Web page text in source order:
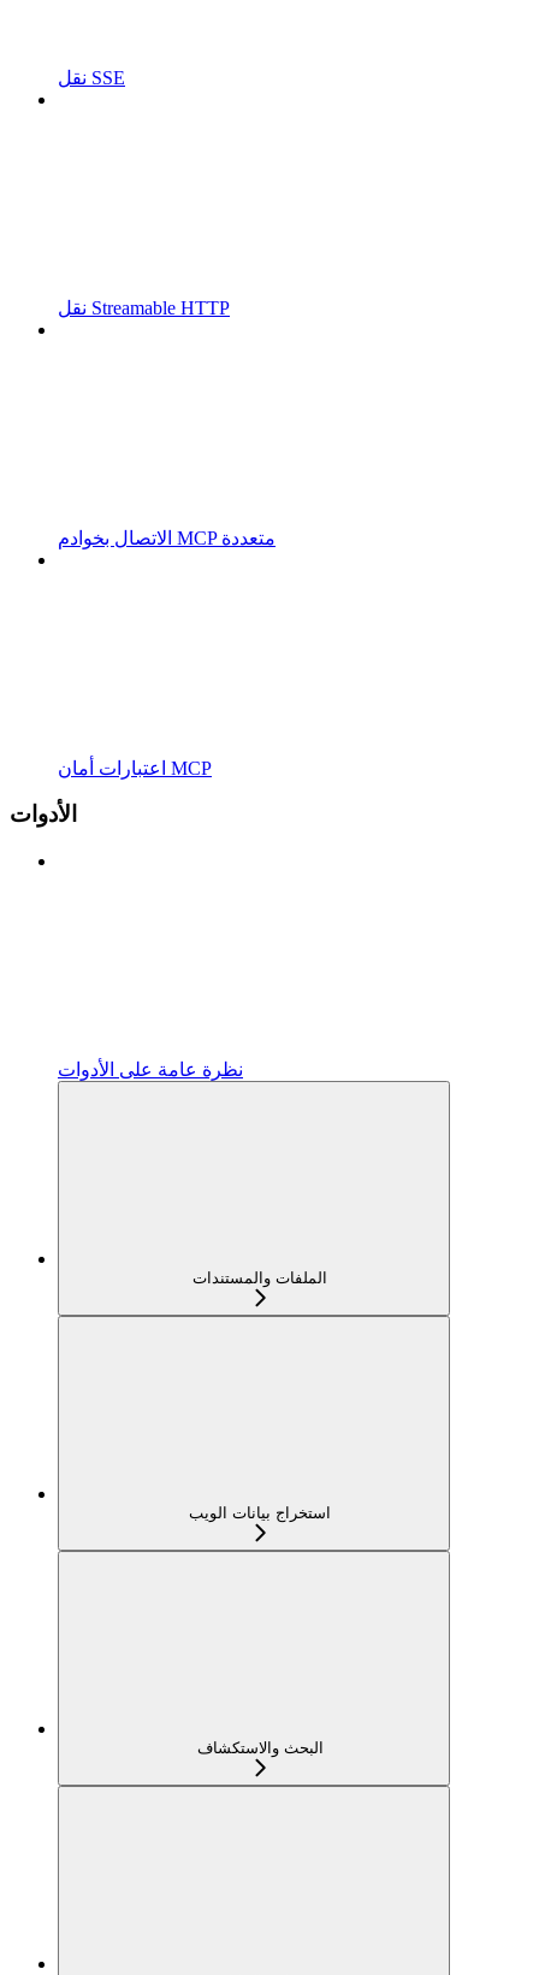
نقل SSE
نقل Streamable HTTP
الاتصال بخوادم MCP متعددة
اعتبارات أمان MCP
الأدوات
نظرة عامة على الأدوات
الملفات والمستندات
استخراج بيانات الويب
البحث والاستكشاف